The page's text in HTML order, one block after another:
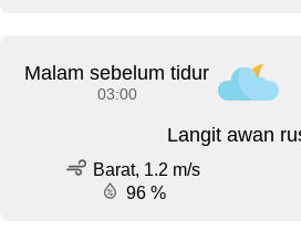
Malam sebelum tidur
03:00
Langit awan
Barat, 1.2 m/s
96 %